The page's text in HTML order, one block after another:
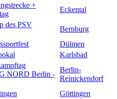
+
Eckental
des PSV
Bernburg
Dülmen
Karlsbad
NORD Berlin -
Berlin-
Reinickendorf
Göttingen